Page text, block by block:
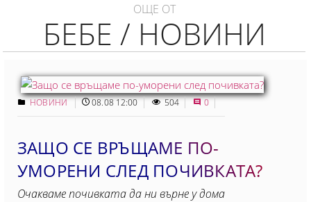
ОЩЕ ОТ
БЕБЕ / НОВИНИ
НОВИНИ 08.08 12:00 504 0
ЗАЩО СЕ ВРЪЩАМЕ ПО-
УМОРЕНИ СЛЕД ПОЧИВКАТА?
Очакваме почивката да ни върне у дома